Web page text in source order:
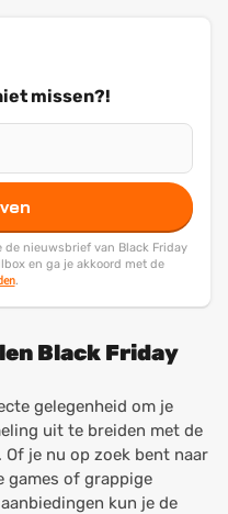
missen?!
nieuwsbrief van Black Friday
en ga je akkoord met de
.
Black Friday
gelegenheid om je
uit te breiden met de
je nu op zoek bent naar
games of grappige
kun je de